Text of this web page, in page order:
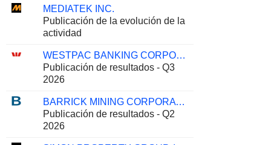
Publicación de resultados - Q2 2026
ELBIT SYSTEMS LTD.
Publicación de resultados - Q2 2026
ALCON INC.
Publicación de resultados - Q2 2026
Publicación de resultados - Q2 2026
MEDIATEK INC.
Publicación de la evolución de la
actividad
WESTPAC BANKING CORPORATION
Publicación de resultados - Q3
2026
BARRICK MINING CORPORATION
Publicación de resultados - Q2
2026